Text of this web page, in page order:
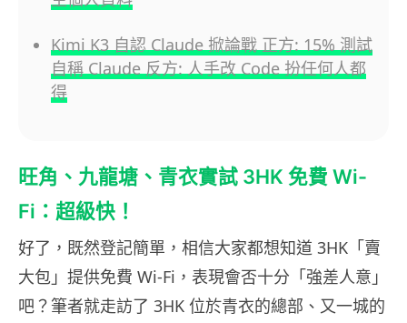
Kimi K3 自認 Claude 掀論戰 正方: 15% 測試
自稱 Claude 反方: 人手改 Code 扮任何人都
得
旺角、九龍塘、青衣實試 3HK 免費 Wi-
Fi：超級快！
好了，既然登記簡單，相信大家都想知道 3HK「賣
大包」提供免費 Wi-Fi，表現會否十分「強差人意」
吧？筆者就走訪了 3HK 位於青衣的總部、又一城的